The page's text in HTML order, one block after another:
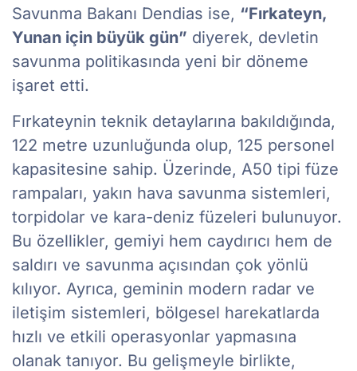
Savunma Bakanı Dendias ise, “Fırkateyn,
Yunan için büyük gün” diyerek, devletin
savunma politikasında yeni bir döneme
işaret etti.
Fırkateynin teknik detaylarına bakıldığında,
122 metre uzunluğunda olup, 125 personel
kapasitesine sahip. Üzerinde, A50 tipi füze
rampaları, yakın hava savunma sistemleri,
torpidolar ve kara-deniz füzeleri bulunuyor.
Bu özellikler, gemiyi hem caydırıcı hem de
saldırı ve savunma açısından çok yönlü
kılıyor. Ayrıca, geminin modern radar ve
iletişim sistemleri, bölgesel harekatlarda
hızlı ve etkili operasyonlar yapmasına
olanak tanıyor. Bu gelişmeyle birlikte,